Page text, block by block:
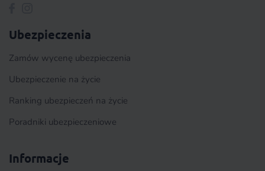
Ubezpieczenia
Zamów wycenę ubezpieczenia
Ubezpieczenie na życie
Ranking ubezpieczeń na życie
Poradniki ubezpieczeniowe
Informacje